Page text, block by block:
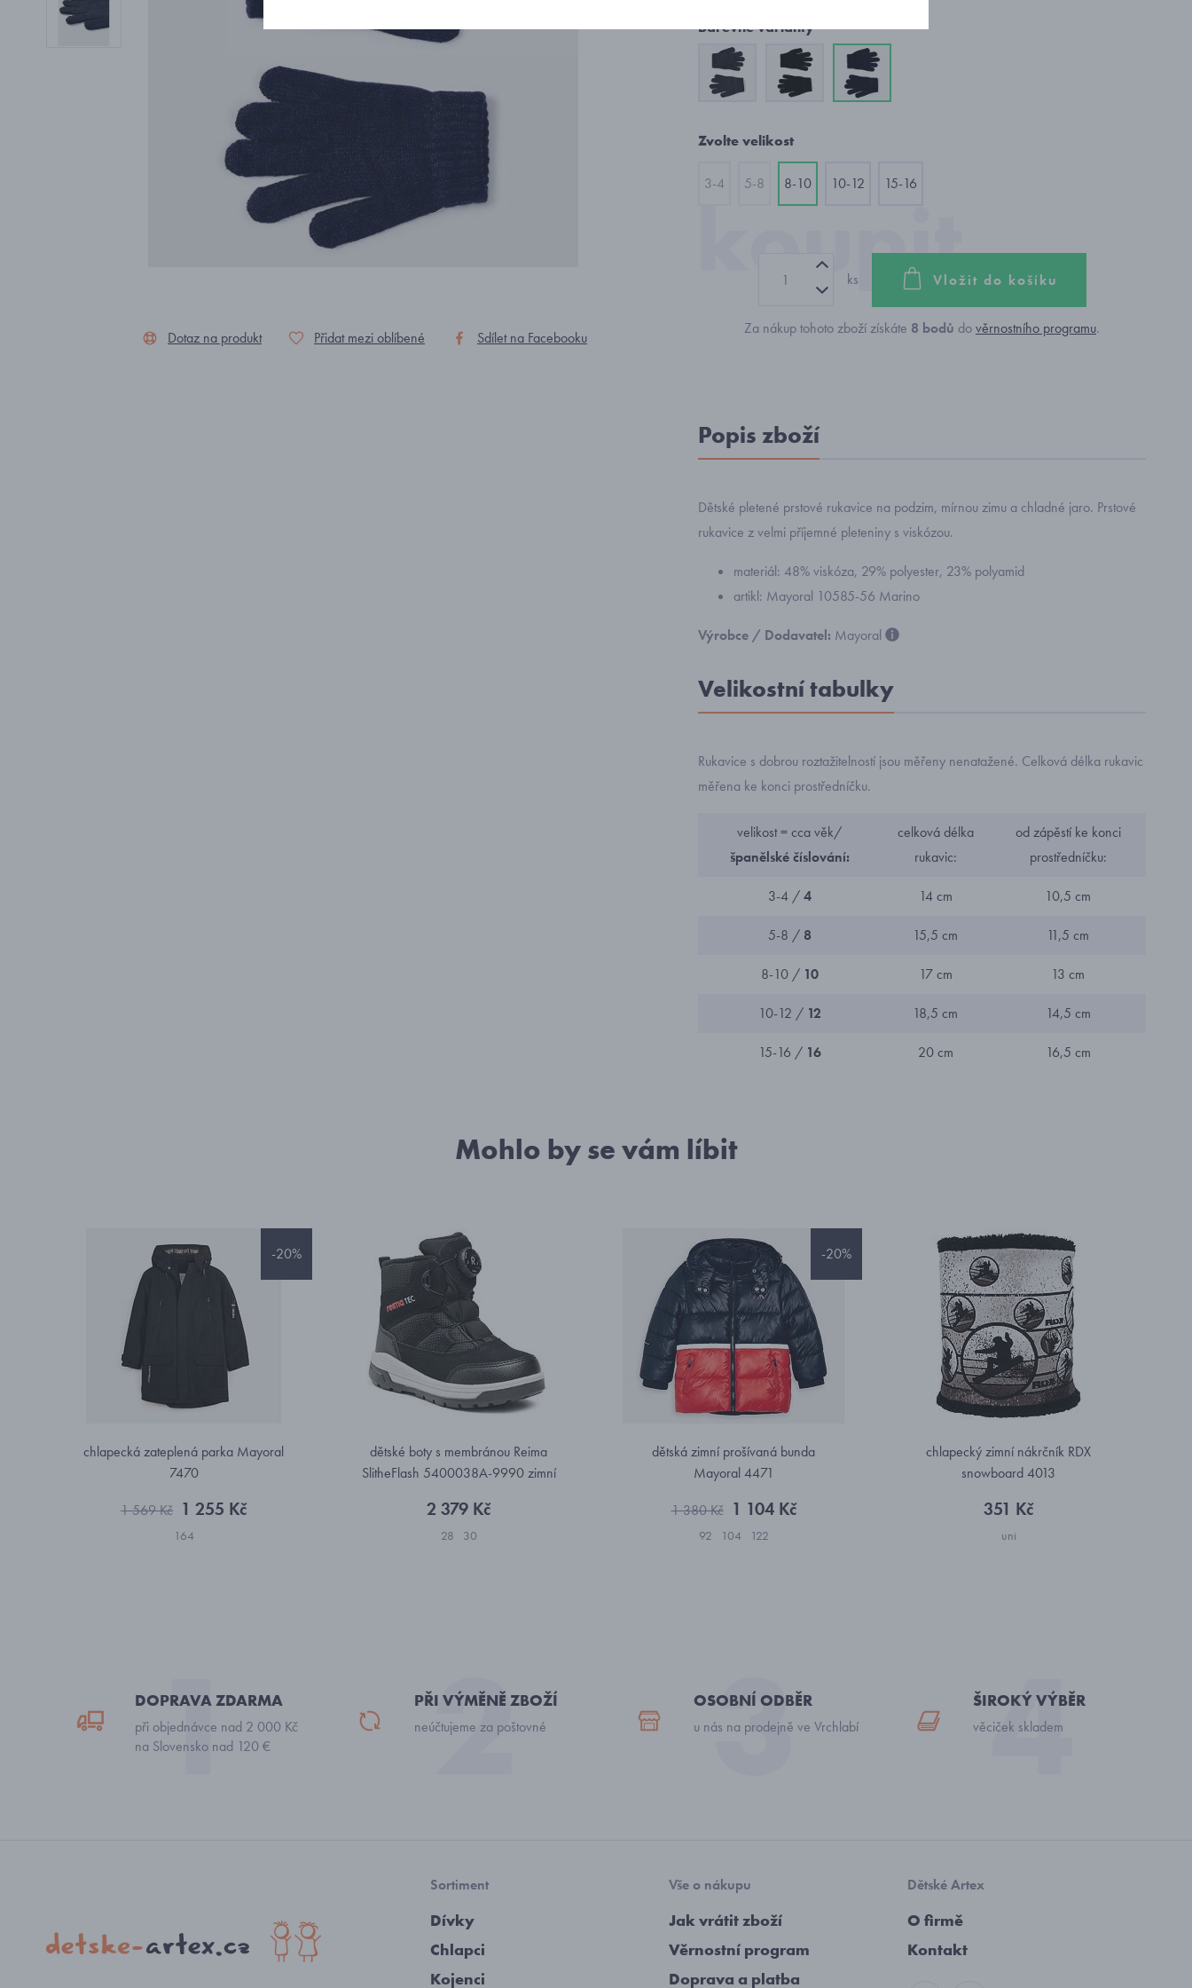
Dotaz na produkt Přidat mezi oblíbené Sdílet na Facebooku
Barevné varianty
Zvolte velikost
3-4 5-8 8-10 10-12 15-16
ks Vložit do košíku
Za nákup tohoto zboží získáte 8 bodů dověrnostního programu.
Popis zboží
Dětské pletené prstové rukavice na podzim, mírnou zimu a chladné jaro. Prstové
rukavice z velmi příjemné pleteniny s viskózou.
materiál: 48% viskóza, 29% polyester, 23% polyamid
artikl: Mayoral 10585-56 Marino
Výrobce / Dodavatel: Mayoral
Velikostní tabulky
Rukavice s dobrou roztažitelností jsou měřeny nenatažené. Celková délka rukavic
měřena ke konci prostředníčku.
velikost = cca věk/
španělské číslování:
celková délka
rukavic:
od zápěstí ke konci
prostředníčku:
3-4 /4 14 cm 10,5 cm
5-8 /8 15,5 cm 11,5 cm
8-10 / 10 17 cm 13 cm
10-12 / 12 18,5 cm 14,5 cm
15-16 / 16 20 cm 16,5 cm
Mohlo by se vám líbit
-20%
chlapecká zateplená parka Mayoral
7470
1 569 Kč 1 255 Kč
164
dětské boty s membránou Reima
SlitheFlash 5400038A-9990 zimní
2 379 Kč
28 30
-20%
dětská zimní prošívaná bunda
Mayoral 4471
1 380 Kč 1 104 Kč
92 104 122
chlapecký zimní nákrčník RDX
snowboard 4013
351 Kč
uni
DOPRAVA ZDARMA
při objednávce nad 2 000 Kč
na Slovensko nad 120 €
PŘI VÝMĚNĚ ZBOŽÍ
neúčtujeme za poštovné
OSOBNÍ ODBĚR
u nás na prodejně ve Vrchlabí
ŠIROKÝ VÝBĚR
věciček skladem
Sortiment
Dívky
Chlapci
Kojenci
Vše o nákupu
Jak vrátit zboží
Věrnostní program
Doprava a platba
Dětské Artex
O firmě
Kontakt